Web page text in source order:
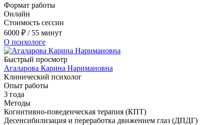
Формат работы
Онлайн
Стоимость сессии
6000 ₽ / 55 минут
О психологе
Быстрый просмотр
Агаларова Карина Наримановна
Клинический психолог
Опыт работы
3 года
Методы
Когнитивно-поведенческая терапия (КПТ)
Десенсибилизация и переработка движением глаз (ДПДГ)